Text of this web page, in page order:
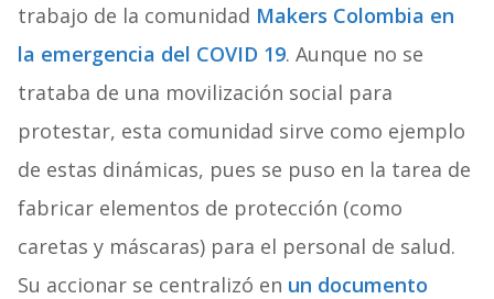
trabajo de la comunidad Makers Colombia en
la emergencia del COVID 19. Aunque no se
trataba de una movilización social para
protestar, esta comunidad sirve como ejemplo
de estas dinámicas, pues se puso en la tarea de
fabricar elementos de protección (como
caretas y máscaras) para el personal de salud.
Su accionar se centralizó en un documento